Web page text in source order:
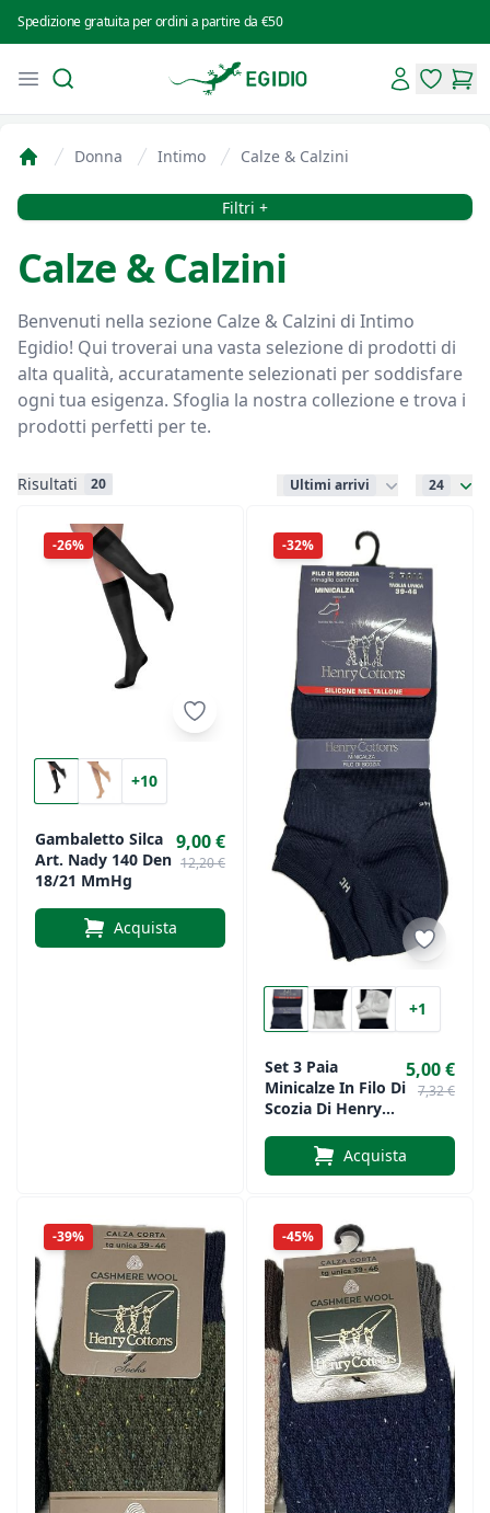
Spedizione gratuita per ordini a partire da €50
Open menu
Search
Intimo Egidio
Account
items in
Donna Intimo Calze & Calzini
Filtri Filtri +
Calze & Calzini
Benvenuti nella sezione Calze & Calzini di Intimo
Egidio! Qui troverai una vasta selezione di prodotti di
alta qualità, accuratamente selezionati per soddisfare
ogni tua esigenza. Sfoglia la nostra collezione e trova i
prodotti perfetti per te.
Risultati 20 Ultimi arrivi 24
-26%
+10
Gambaletto Silca
Art. Nady 140 Den
18/21 MmHg
9,00 €
12,20 €
Acquista
-32%
+1
Set 3 Paia
Minicalze In Filo Di
Scozia Di Henry
5,00 €
7,32 €
Acquista
-39% -45%